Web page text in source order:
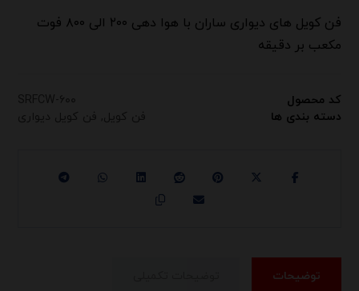
فن کویل های دیواری ساران با هوا دهی ۲۰۰ الی ۸۰۰ فوت
مکعب بر دقیقه
کد محصول
دسته بندی ها
توضیحات